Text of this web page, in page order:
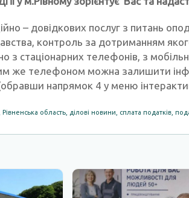
– довідкових послуг з питань
контроль за дотриманням
з стаціонарних телефонів, з
же телефоном можна залишити
напрямок 4 у меню
,Рівненська область ділові новини сплата податків ,